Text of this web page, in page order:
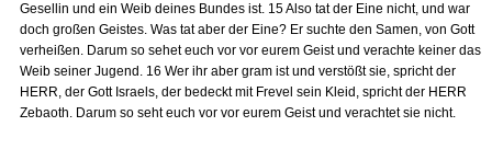
Gesellin und ein Weib deines Bundes ist. 15 Also tat der Eine nicht, und war
doch großen Geistes. Was tat aber der Eine? Er suchte den Samen, von Gott
verheißen. Darum so sehet euch vor vor eurem Geist und verachte keiner das
Weib seiner Jugend. 16 Wer ihr aber gram ist und verstößt sie, spricht der
HERR, der Gott Israels, der bedeckt mit Frevel sein Kleid, spricht der HERR
Zebaoth. Darum so seht euch vor vor eurem Geist und verachtet sie nicht.